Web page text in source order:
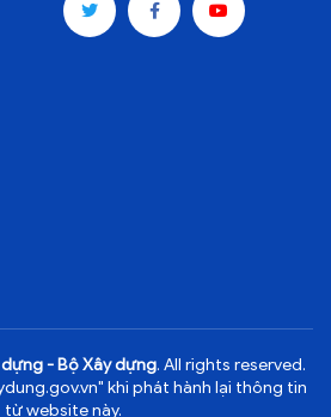
- Bộ Xây dựng. All rights reserved.
khi phát hành lại thông tin
từ website này.